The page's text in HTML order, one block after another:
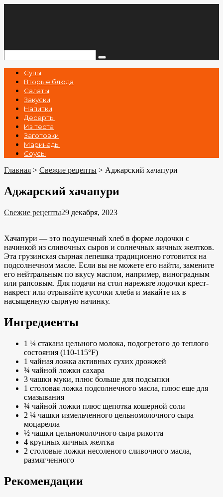
Супы
Вторые блюда
Салаты
Закуски
Напитки
Десерты
Из теста
Заготовки
Маринады
Соусы
Главная > Свежие рецепты > Аджарский хачапури
Аджарский хачапури
Свежие рецепты29 декабря, 2023
Хачапури — это подушечный хлеб в форме лодочки с
начинкой из сливочных сыров и солнечных яичных желтков.
Эта грузинская сырная лепешка традиционно готовится на
подсолнечном масле. Если вы не можете его найти, замените
его нейтральным по вкусу маслом, например, виноградным
или рапсовым. Для подачи на стол нарежьте лодочки крест-
накрест или отрывайте кусочки хлеба и макайте их в
насыщенную сырную начинку.
Ингредиенты
1 ¼ стакана цельного молока, подогретого до теплого
состояния (110-115°F)
1 чайная ложка активных сухих дрожжей
¾ чайной ложки сахара
3 чашки муки, плюс больше для подсыпки
1 столовая ложка подсолнечного масла, плюс еще для
смазывания
¾ чайной ложки плюс щепотка кошерной соли
2 ¼ чашки измельченного цельномолочного сыра
моцарелла
½ чашки цельномолочного сыра рикотта
4 крупных яичных желтка
2 столовые ложки несоленого сливочного масла,
размягченного
Рекомендации